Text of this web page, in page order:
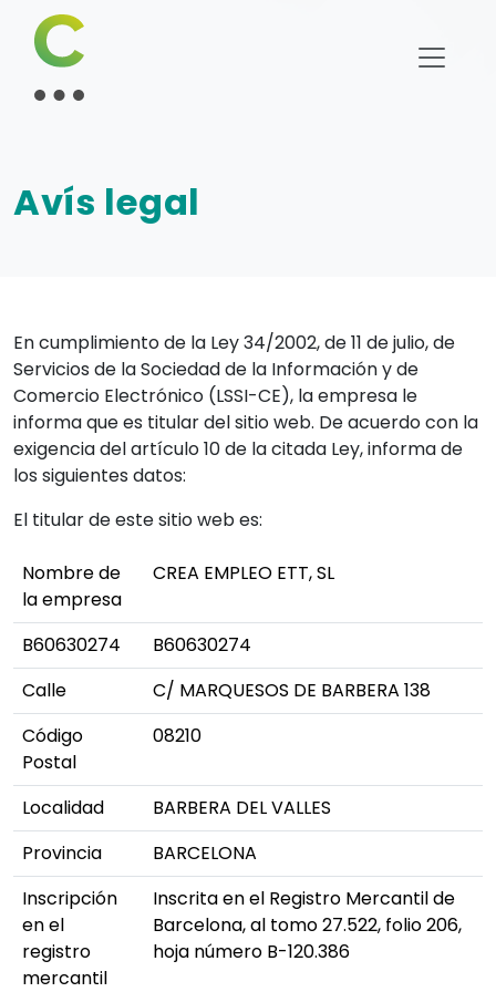
Avís legal
En cumplimiento de la Ley 34/2002, de 11 de julio, de
Servicios de la Sociedad de la Información y de
Comercio Electrónico (LSSI-CE), la empresa le
informa que es titular del sitio web. De acuerdo con la
exigencia del artículo 10 de la citada Ley, informa de
los siguientes datos:
El titular de este sitio web es:
Nombre de
la empresa
CREA EMPLEO ETT, SL
B60630274
B60630274
Calle
C/ MARQUESOS DE BARBERA 138
Código
Postal
08210
Localidad
BARBERA DEL VALLES
Provincia
BARCELONA
Inscripción
en el
registro
mercantil
Inscrita en el Registro Mercantil de
Barcelona, al tomo 27.522, folio 206,
hoja número B-120.386